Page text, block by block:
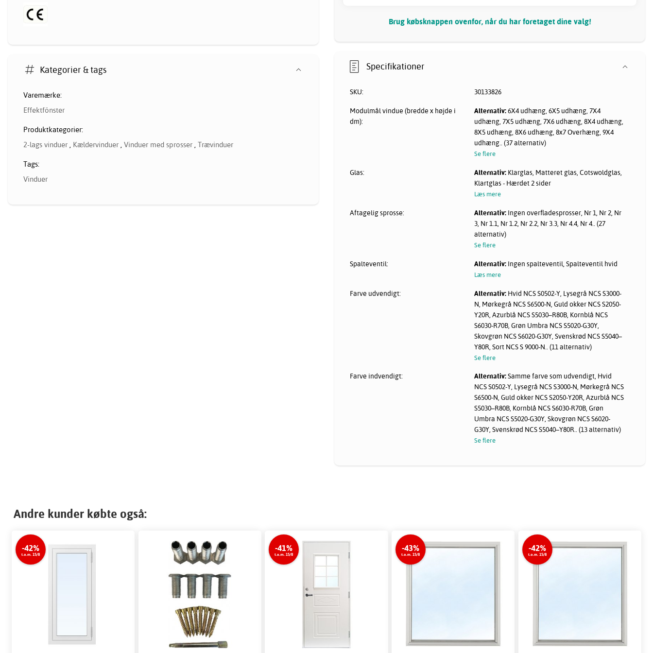
Brug købsknappen ovenfor, når du har foretaget dine valg!
Specifikationer
SKU: 30133826
Modulmål vindue (bredde x højde i
dm):
Alternativ:6X4 udhæng, 6X5 udhæng, 7X4
udhæng, 7X5 udhæng, 7X6 udhæng, 8X4 udhæng,
8X5 udhæng, 8X6 udhæng, 8x7 Overhæng, 9X4
udhæng.. (37 alternativ)
Se flere
Glas: Alternativ:Klarglas, Matteret glas, Cotswoldglas,
Klartglas - Hærdet 2 sider
Læs mere
Aftagelig sprosse: Alternativ:Ingen overfladesprosser, Nr 1, Nr 2, Nr
3, Nr 1.1, Nr 1.2, Nr 2.2, Nr 3.3, Nr 4.4, Nr 4.. (27
alternativ)
Se flere
Spalteventil: Alternativ:Ingen spalteventil, Spalteventil hvid
Læs mere
Farve udvendigt: Alternativ:Hvid NCS S0502-Y, Lysegrå NCS S3000-
N, Mørkegrå NCS S6500-N, Guld okker NCS S2050-
Y20R, Azurblå NCS S5030–R80B, Kornblå NCS
S6030-R70B, Grøn Umbra NCS S5020-G30Y,
Skovgrøn NCS S6020-G30Y, Svenskrød NCS S5040–
Y80R, Sort NCS S 9000-N.. (11 alternativ)
Se flere
Farve indvendigt: Alternativ:Samme farve som udvendigt, Hvid
NCS S0502-Y, Lysegrå NCS S3000-N, Mørkegrå NCS
S6500-N, Guld okker NCS S2050-Y20R, Azurblå NCS
S5030–R80B, Kornblå NCS S6030-R70B, Grøn
Umbra NCS S5020-G30Y, Skovgrøn NCS S6020-
G30Y, Svenskrød NCS S5040–Y80R.. (13 alternativ)
Se flere
Kategorier & tags
Varemærke:
Effektfönster
Produktkategorier:
2-lags vinduer , Kældervinduer , Vinduer med sprosser , Trævinduer
Tags:
Vinduer
Andre kunder købte også:
-42%
t.o.m. 15/8
-41%
t.o.m. 15/8
-43%
t.o.m. 15/8
-42%
t.o.m. 15/8